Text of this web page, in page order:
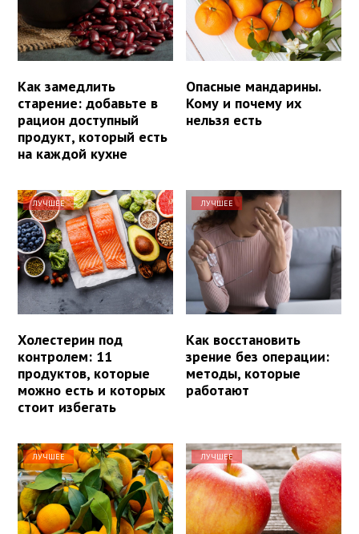
Как замедлить
старение: добавьте в
рацион доступный
продукт, который есть
на каждой кухне
Опасные мандарины.
Кому и почему их
нельзя есть
ЛУЧШЕЕ
Холестерин под
контролем: 11
продуктов, которые
можно есть и которых
стоит избегать
ЛУЧШЕЕ
Как восстановить
зрение без операции:
методы, которые
работают
ЛУЧШЕЕ ЛУЧШЕЕ